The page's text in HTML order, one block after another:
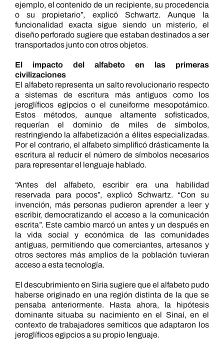
ejemplo, el contenido de un recipiente, su procedencia
o su propietario”, explicó Schwartz. Aunque la
funcionalidad exacta sigue siendo un misterio, el
diseño perforado sugiere que estaban destinados a ser
transportados junto con otros objetos.
El impacto del alfabeto en las primeras
civilizaciones
El alfabeto representa un salto revolucionario respecto
a sistemas de escritura más antiguos como los
jeroglíficos egipcios o el cuneiforme mesopotámico.
Estos métodos, aunque altamente sofisticados,
requerían el dominio de miles de símbolos,
restringiendo la alfabetización a élites especializadas.
Por el contrario, el alfabeto simplificó drásticamente la
escritura al reducir el número de símbolos necesarios
para representar el lenguaje hablado.
“Antes del alfabeto, escribir era una habilidad
reservada para pocos”, explicó Schwartz. “Con su
invención, más personas pudieron aprender a leer y
escribir, democratizando el acceso a la comunicación
escrita”. Este cambio marcó un antes y un después en
la vida social y económica de las comunidades
antiguas, permitiendo que comerciantes, artesanos y
otros sectores más amplios de la población tuvieran
acceso a esta tecnología.
El descubrimiento en Siria sugiere que el alfabeto pudo
haberse originado en una región distinta de la que se
pensaba anteriormente. Hasta ahora, la hipótesis
dominante situaba su nacimiento en el Sinaí, en el
contexto de trabajadores semíticos que adaptaron los
jeroglíficos egipcios a su propio lenguaje.